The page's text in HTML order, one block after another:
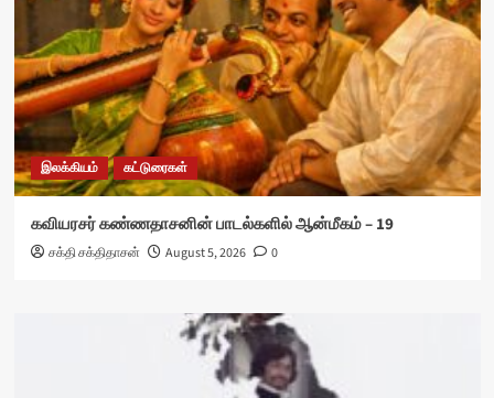
இலக்கியம் கட்டுரைகள்
கவியரசர் கண்ணதாசனின் பாடல்களில் ஆன்மீகம் – 19
சக்தி சக்திதாசன் August 5, 2026 0